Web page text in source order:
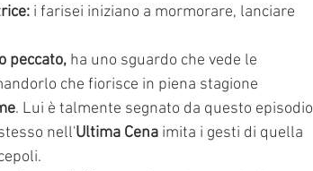
i farisei iniziano a mormorare, lanciare
peccato, ha uno sguardo che vede le
che fiorisce in piena stagione
. Lui è talmente segnato da questo episodio
nell'Ultima Cena imita i gesti di quella